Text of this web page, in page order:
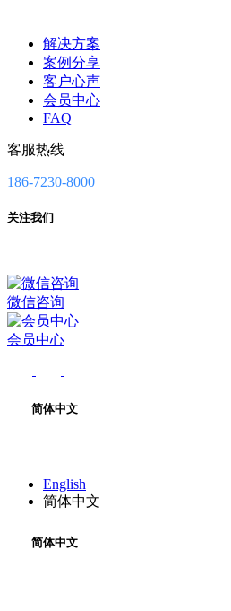
解决方案
案例分享
客户心声
会员中心
FAQ
客服热线
186-7230-8000
关注我们
微信咨询
会员中心
简体中文
English
简体中文
简体中文